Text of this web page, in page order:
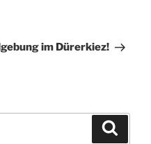
im Dürerkiez!